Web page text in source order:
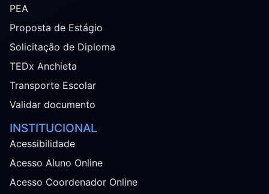
PEA
Proposta de Estágio
Solicitação de Diploma
TEDx Anchieta
Transporte Escolar
Validar documento
INSTITUCIONAL
Acessibilidade
Acesso Aluno Online
Acesso Coordenador Online